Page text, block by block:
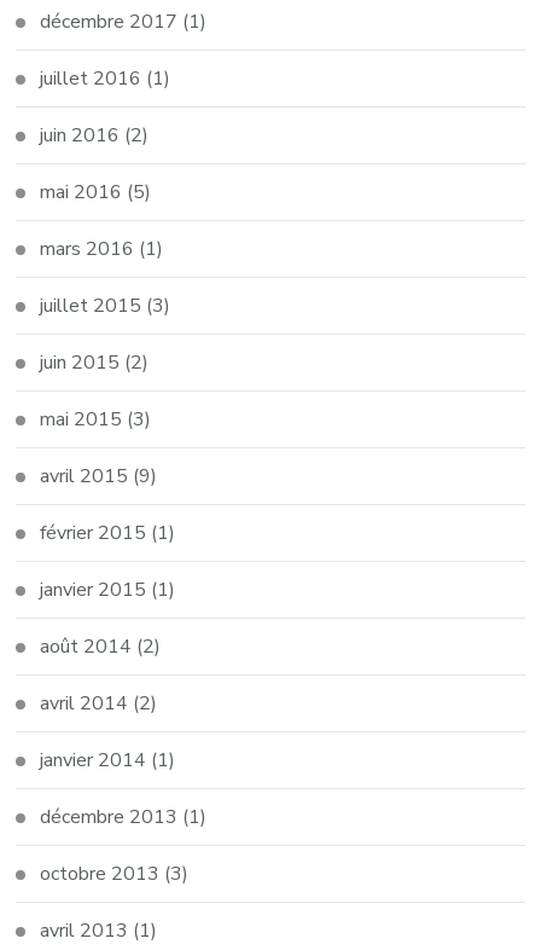
décembre 2017 (1)
juillet 2016 (1)
juin 2016 (2)
mai 2016 (5)
mars 2016 (1)
juillet 2015 (3)
juin 2015 (2)
mai 2015 (3)
avril 2015 (9)
février 2015 (1)
janvier 2015 (1)
août 2014 (2)
avril 2014 (2)
janvier 2014 (1)
décembre 2013 (1)
octobre 2013 (3)
avril 2013 (1)